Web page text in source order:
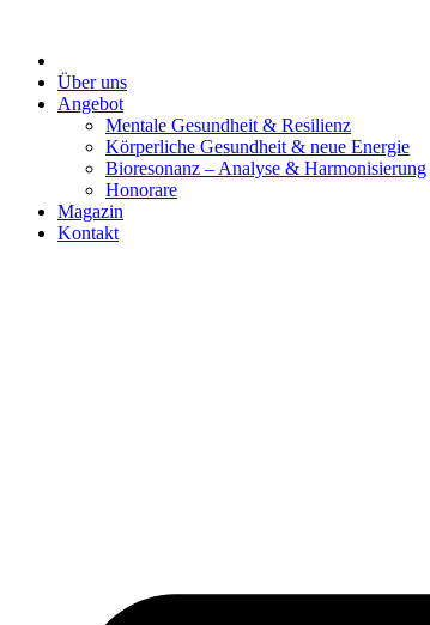
springen
Über uns
Angebot
Mentale Gesundheit & Resilienz
Körperliche Gesundheit & neue Energie
Bioresonanz – Analyse & Harmonisierung
Honorare
Magazin
Kontakt